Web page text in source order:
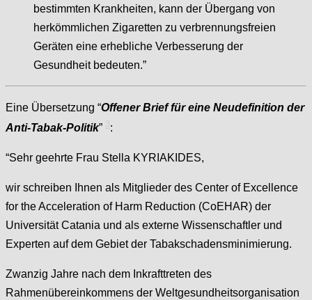
bestimmten Krankheiten, kann der Übergang von
herkömmlichen Zigaretten zu verbrennungsfreien
Geräten eine erhebliche Verbesserung der
Gesundheit bedeuten.”
Eine Übersetzung “Offener Brief für eine Neudefinition der
Anti-Tabak-Politik” :
“Sehr geehrte Frau Stella KYRIAKIDES,
wir schreiben Ihnen als Mitglieder des Center of Excellence
for the Acceleration of Harm Reduction (CoEHAR) der
Universität Catania und als externe Wissenschaftler und
Experten auf dem Gebiet der Tabakschadensminimierung.
Zwanzig Jahre nach dem Inkrafttreten des
Rahmenübereinkommens der Weltgesundheitsorganisation